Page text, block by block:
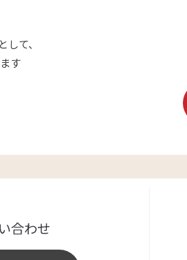
て、
す
合わせ